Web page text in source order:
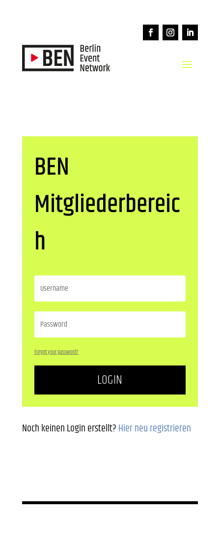
BEN
Mitgliederbereic
h
Forgot your password?
LOGIN
Noch keinen Login erstellt?Hier neu registrieren